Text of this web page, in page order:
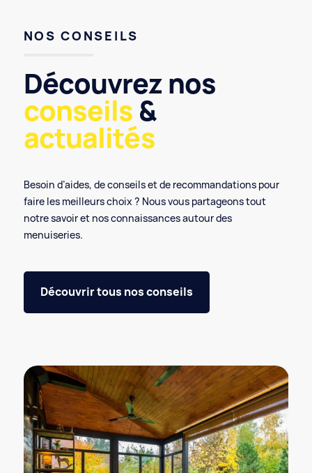
NOS CONSEILS
Découvrez nos
conseils &
actualités
Besoin d’aides, de conseils et de recommandations pour
faire les meilleurs choix ? Nous vous partageons tout
notre savoir et nos connaissances autour des
menuiseries.
Découvrir tous nos conseils